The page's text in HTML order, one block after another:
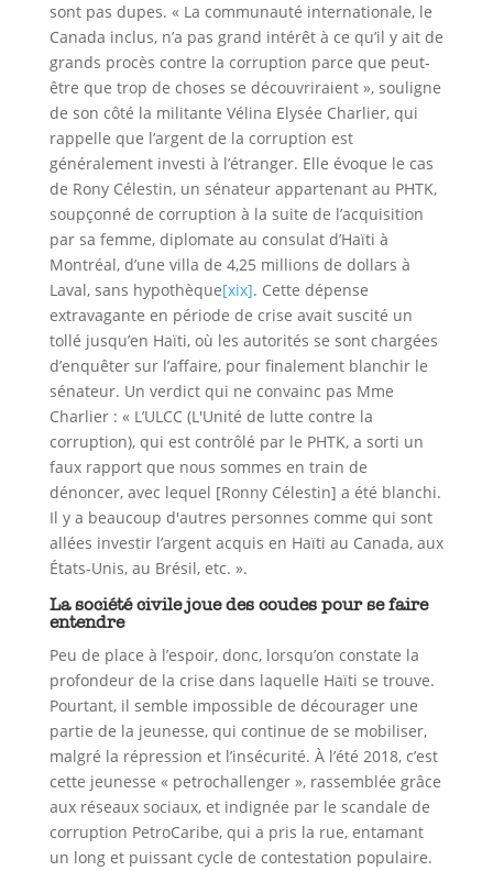
sont pas dupes. « La communauté internationale, le
Canada inclus, n’a pas grand intérêt à ce qu’il y ait de
grands procès contre la corruption parce que peut-
être que trop de choses se découvriraient », souligne
de son côté la militante Vélina Elysée Charlier, qui
rappelle que l’argent de la corruption est
généralement investi à l’étranger. Elle évoque le cas
de Rony Célestin, un sénateur appartenant au PHTK,
soupçonné de corruption à la suite de l’acquisition
par sa femme, diplomate au consulat d’Haïti à
Montréal, d’une villa de 4,25 millions de dollars à
Laval, sans hypothèque[xix]. Cette dépense
extravagante en période de crise avait suscité un
tollé jusqu’en Haïti, où les autorités se sont chargées
d’enquêter sur l’affaire, pour finalement blanchir le
sénateur. Un verdict qui ne convainc pas Mme
Charlier : « L’ULCC (L'Unité de lutte contre la
corruption), qui est contrôlé par le PHTK, a sorti un
faux rapport que nous sommes en train de
dénoncer, avec lequel [Ronny Célestin] a été blanchi.
Il y a beaucoup d'autres personnes comme qui sont
allées investir l’argent acquis en Haïti au Canada, aux
États-Unis, au Brésil, etc. ».
La société civile joue des coudes pour se faire
entendre
Peu de place à l’espoir, donc, lorsqu’on constate la
profondeur de la crise dans laquelle Haïti se trouve.
Pourtant, il semble impossible de décourager une
partie de la jeunesse, qui continue de se mobiliser,
malgré la répression et l’insécurité. À l’été 2018, c’est
cette jeunesse « petrochallenger », rassemblée grâce
aux réseaux sociaux, et indignée par le scandale de
corruption PetroCaribe, qui a pris la rue, entamant
un long et puissant cycle de contestation populaire.